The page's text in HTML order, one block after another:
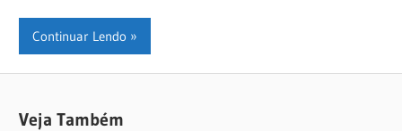
Continuar Lendo
Veja Também